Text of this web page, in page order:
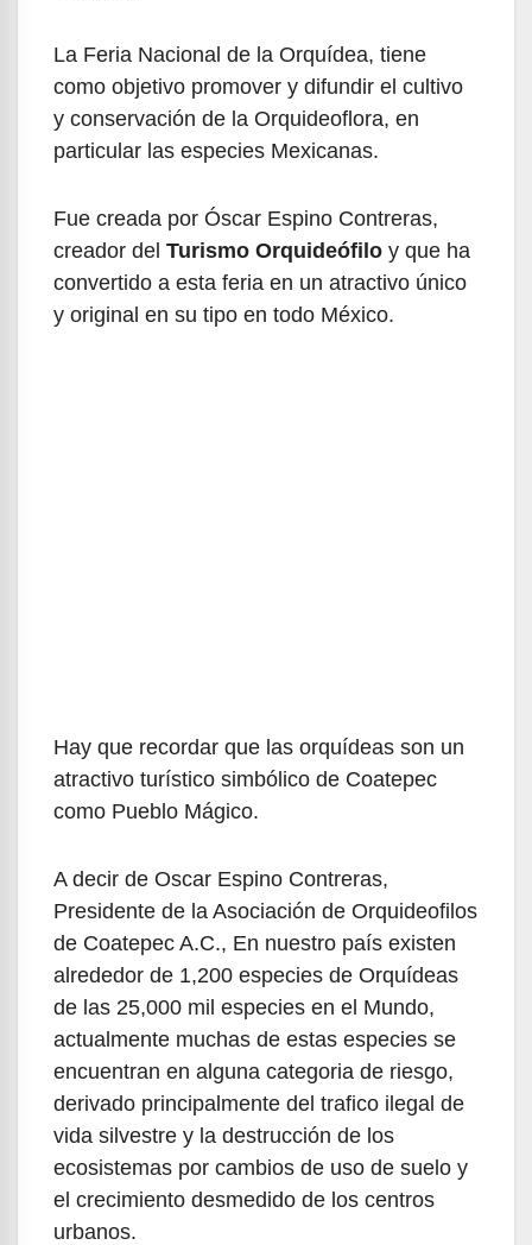
La Feria Nacional de la Orquídea, tiene
como objetivo promover y difundir el cultivo
y conservación de la Orquideoflora, en
particular las especies Mexicanas.
Fue creada por Óscar Espino Contreras,
creador del Turismo Orquideófilo y que ha
convertido a esta feria en un atractivo único
y original en su tipo en todo México.
Hay que recordar que las orquídeas son un
atractivo turístico simbólico de Coatepec
como Pueblo Mágico.
A decir de Oscar Espino Contreras,
Presidente de la Asociación de Orquideofilos
de Coatepec A.C., En nuestro país existen
alrededor de 1,200 especies de Orquídeas
de las 25,000 mil especies en el Mundo,
actualmente muchas de estas especies se
encuentran en alguna categoria de riesgo,
derivado principalmente del trafico ilegal de
vida silvestre y la destrucción de los
ecosistemas por cambios de uso de suelo y
el crecimiento desmedido de los centros
urbanos.